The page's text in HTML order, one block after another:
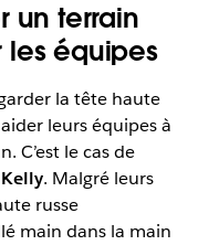
un terrain
les équipes
la tête haute
leurs équipes à
C’est le cas de
. Malgré leurs
russe
main dans la main